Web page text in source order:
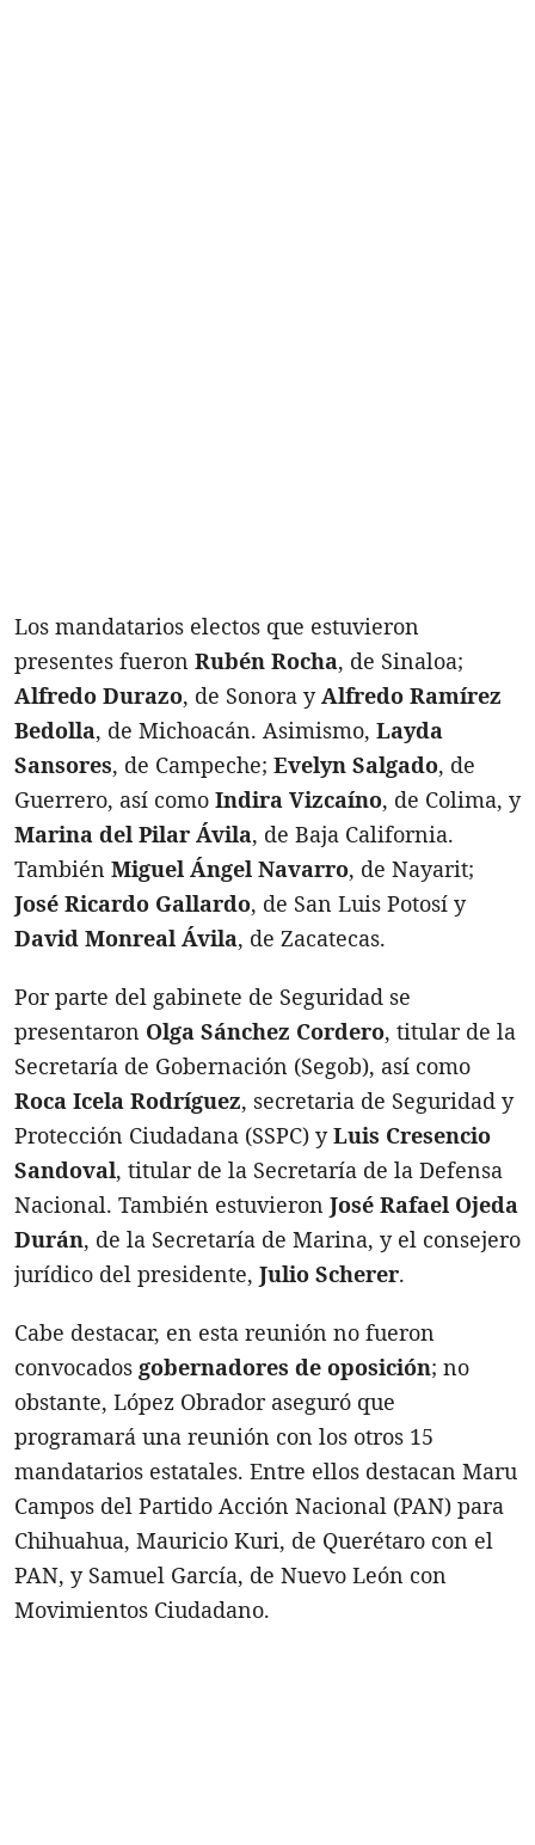
Los mandatarios electos que estuvieron
presentes fueron Rubén Rocha, de Sinaloa;
Alfredo Durazo, de Sonora yAlfredo Ramírez
Bedolla, de Michoacán. Asimismo, Layda
Sansores, de Campeche; Evelyn Salgado, de
Guerrero, así como Indira Vizcaíno, de Colima, y
Marina del Pilar Ávila, de Baja California.
También Miguel Ángel Navarro, de Nayarit;
José Ricardo Gallardo, de San Luis Potosí y
David Monreal Ávila, de Zacatecas.
Por parte del gabinete de Seguridad se
presentaron Olga Sánchez Cordero, titular de la
Secretaría de Gobernación (Segob), así como
Roca Icela Rodríguez, secretaria de Seguridad y
Protección Ciudadana (SSPC) yLuis Cresencio
Sandoval, titular de la Secretaría de la Defensa
Nacional. También estuvieron José Rafael Ojeda
Durán, de la Secretaría de Marina, y el consejero
jurídico del presidente, Julio Scherer.
Cabe destacar, en esta reunión no fueron
convocados gobernadores de oposición; no
obstante, López Obrador aseguró que
programará una reunión con los otros 15
mandatarios estatales. Entre ellos destacan Maru
Campos del Partido Acción Nacional (PAN) para
Chihuahua, Mauricio Kuri, de Querétaro con el
PAN, y Samuel García, de Nuevo León con
Movimientos Ciudadano.